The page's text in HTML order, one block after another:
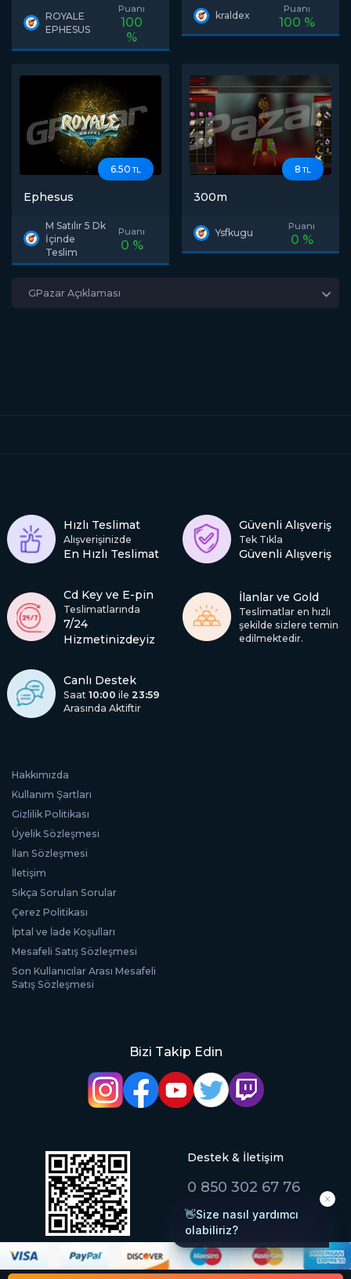
ROYALE
EPHESUS
Puanı
100
%
kraldex
Puanı
100 %
6.50 TL
Ephesus
M Satılır 5 Dk
İçinde
Teslim
Puanı
0 %
8 TL
300m
Ysfkugu
Puanı
0 %
GPazar Açıklaması
Hızlı Teslimat
Alışverişinizde
En Hızlı Teslimat
Güvenli Alışveriş
Tek Tıkla
Güvenli Alışveriş
Cd Key ve E-pin
Teslimatlarında
7/24
Hizmetinizdeyiz
İlanlar ve Gold
Teslimatlar en hızlı
şekilde sizlere temin
edilmektedir.
Canlı Destek
Saat 10:00 ile 23:59
Arasında Aktiftir
Hakkımızda
Kullanım Şartları
Gizlilik Politikası
Üyelik Sözleşmesi
İlan Sözleşmesi
İletişim
Sıkça Sorulan Sorular
Çerez Politikası
İptal ve İade Koşulları
Mesafeli Satış Sözleşmesi
Son Kullanıcılar Arası Mesafeli
Satış Sözleşmesi
Bizi Takip Edin
Destek & İletişim
0 850 302 67 76
[email protected]